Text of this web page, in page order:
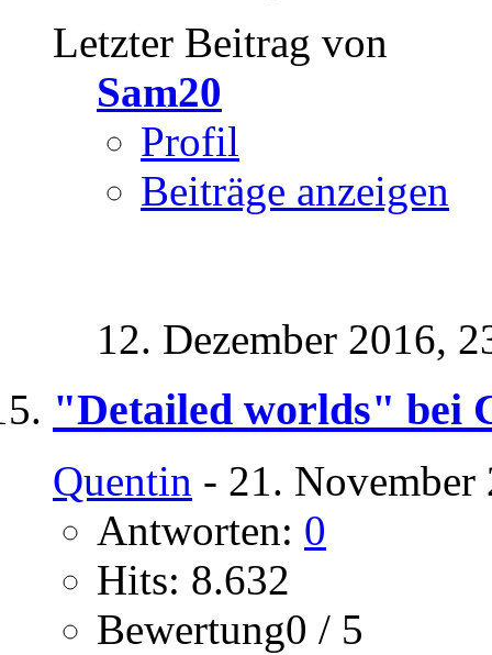
Letzter Beitrag von
Sam20
Profil
Beiträge anzeigen
12. Dezember 2016,
"Detailed worlds" bei
Quentin - 21.
Antworten: 0
Hits: 8.632
Bewertung0 / 5